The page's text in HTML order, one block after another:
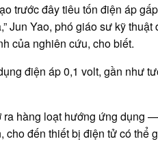
trước đây tiêu tốn điện áp
Jun Yao, phó giáo sư kỹ
của nghiên cứu, cho biết.
điện áp 0,1 volt, gần như
ra hàng loạt hướng ứng dụng
cho đến thiết bị điện tử có thể